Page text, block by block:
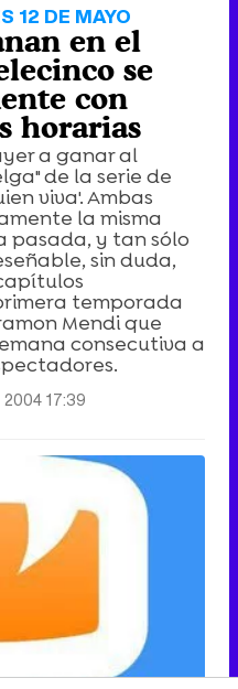
12 DE MAYO
en el
se
con
horarias
a ganar al
de la serie de
viva'. Ambas
la misma
pasada, y tan sólo
sin duda,
temporada
Mendi que
consecutiva a
17:39